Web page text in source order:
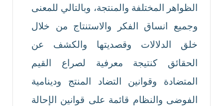
الظواهر المختلفة والمنتجة، وبالتالي للمعنى
وجميع انساق الفكر والاستنتاج من خلال
خلق الدلالات وقصديتها والكشف عن
الحقائق كنتيجة معرفية لصراع القيم
المتضادة وقوانين التضاد المنتج ودينامية
الفوضى والنظام قائمة على قوانين الإحالة